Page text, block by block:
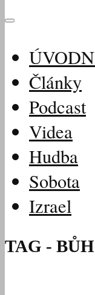
Články
Podcast
Videa
Hudba
Sobota
Izrael
TAG -